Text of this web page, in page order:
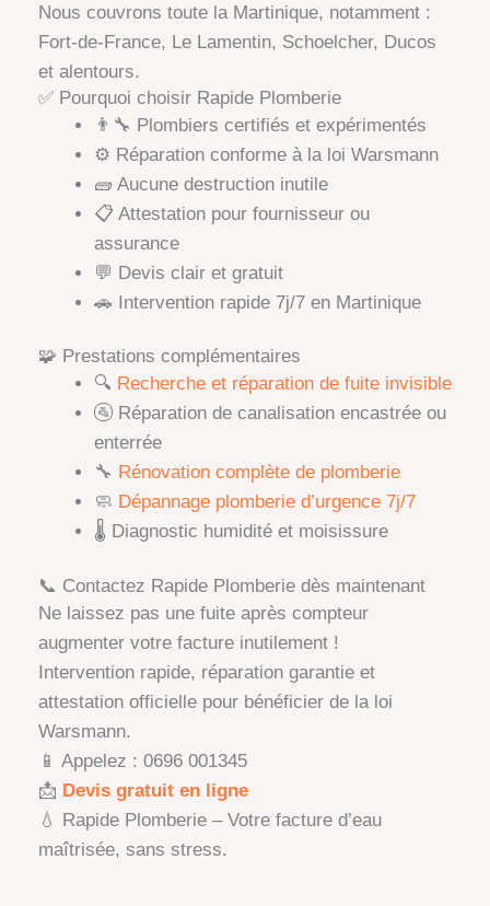
Nous couvrons toute la Martinique, notamment :
Fort-de-France, Le Lamentin, Schoelcher, Ducos
et alentours.
✅ Pourquoi choisir Rapide Plomberie
👨‍🔧 Plombiers certifiés et expérimentés
⚙️ Réparation conforme à la loi Warsmann
🧱 Aucune destruction inutile
📋 Attestation pour fournisseur ou
assurance
💬 Devis clair et gratuit
🚗 Intervention rapide 7j/7 en Martinique
🧩 Prestations complémentaires
🔍 Recherche et réparation de fuite invisible
🚰 Réparation de canalisation encastrée ou
enterrée
🔧 Rénovation complète de plomberie
🧼 Dépannage plomberie d’urgence 7j/7
🌡️ Diagnostic humidité et moisissure
📞 Contactez Rapide Plomberie dès maintenant
Ne laissez pas une fuite après compteur
augmenter votre facture inutilement !
Intervention rapide, réparation garantie et
attestation officielle pour bénéficier de la loi
Warsmann.
📱 Appelez : 0696 001345
📩 Devis gratuit en ligne
💧 Rapide Plomberie – Votre facture d’eau
maîtrisée, sans stress.